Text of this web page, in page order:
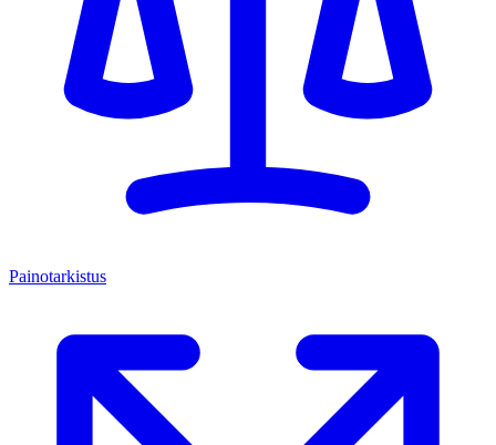
Painotarkistus